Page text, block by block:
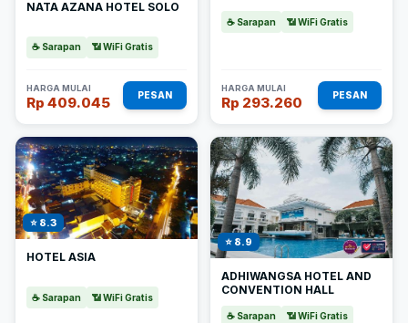
NATA AZANA HOTEL SOLO
☕ Sarapan 📶 WiFi Gratis
HARGA MULAI
Rp 409.045 PESAN
☕ Sarapan 📶 WiFi Gratis
HARGA MULAI
Rp 293.260 PESAN
⭐ 8.3
HOTEL ASIA
☕ Sarapan 📶 WiFi Gratis
⭐ 8.9
ADHIWANGSA HOTEL AND
CONVENTION HALL
☕ Sarapan 📶 WiFi Gratis